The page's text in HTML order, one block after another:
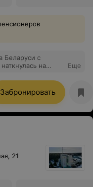
Беларуси с
на
достаточно
Питание выше
спасибо
шикарная,
Озеро в шаговой
Еще
Забронировать
21